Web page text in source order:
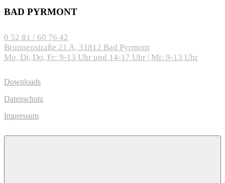
BAD PYRMONT
0 52 81 / 60 76 42
Brunnenstraße 21 A, 31812 Bad Pyrmont
Mo, Di, Do, Fr: 9-13 Uhr und 14-17 Uhr | Mi: 9-13 Uhr
Downloads
Datenschutz
Impressum